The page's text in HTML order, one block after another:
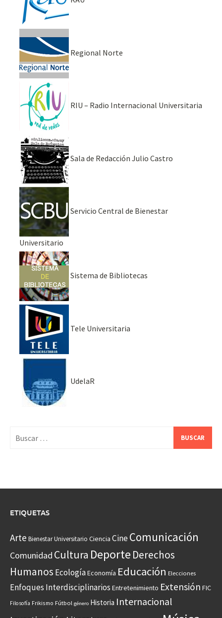
Regional Norte
RIU – Radio Internacional Universitaria
Sala de Redacción Julio Castro
Servicio Central de Bienestar
Universitario
Sistema de Bibliotecas
Tele Universitaria
UdelaR
ETIQUETAS
Arte Bienestar Universitario Ciencia CineComunicación
Comunidad Cultura Deporte Derechos
Humanos EcologíaEconomía Educación Elecciones
Enfoques Interdisciplinarios Entretenimiento Extensión FIC
Filosofía Frikismo Fútbol género Historia Internacional